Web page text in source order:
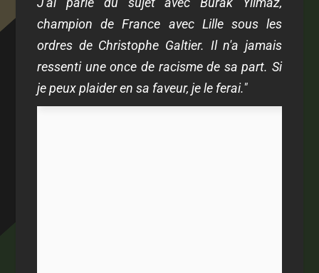
champion de France avec Lille sous les
ordres de Christophe Galtier. Il n'a jamais
ressenti une once de racisme de sa part. Si
je peux plaider en sa faveur, je le ferai."